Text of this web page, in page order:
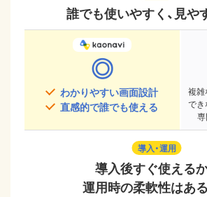
誰でも使いやすく、見や
◎
わかりやすい画面設計
直感的で誰でも使える
複雑
でき
導入・運用
導入後すぐ使える
運用時の柔軟性はあ